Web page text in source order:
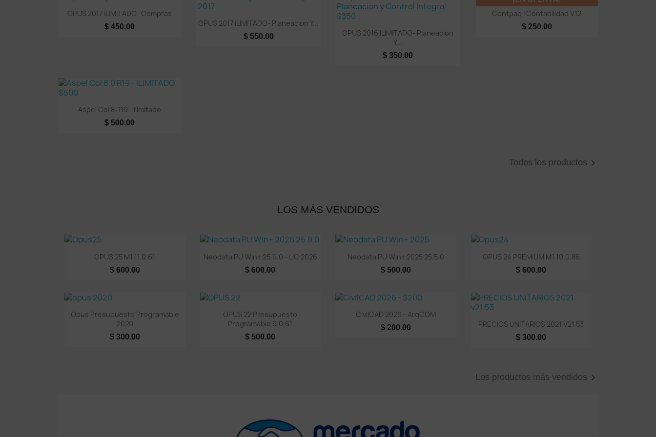
 Vista rápida
OPUS 2017 ILIMITADO- Compras
$ 450.00 Vista rápida
OPUS 2017 ILIMITADO- Planeacion Y...
$ 550.00 Vista rápida
OPUS 2016 ILIMITADO- Planeacion
Y...
$ 350.00
Vista rápida
Contpaq I Contabilidad V12
$ 250.00
Vista rápida
Aspel Coi 8 R19 - Ilimitado
$ 500.00
Todos los productos 
LOS MÁS VENDIDOS
 Vista rápida
OPUS 25 M1 11.0.61
$ 600.00
Vista rápida
Neodata PU Win+ 25.9.0 - LIC 2026
$ 600.00
Vista rápida
Neodata PU Win+ 2025 25.5.0
$ 500.00
Vista rápida
OPUS 24 PREMIUM M1 10.0.86
$ 600.00
 Vista rápida
Opus Presupuesto Programable
2020
$ 300.00
 Vista rápida
OPUS 22 Presupuesto
Programable 9.0.61
$ 500.00
Vista rápida
CivilCAD 2026 - ArqCOM
$ 200.00 Vista rápida
PRECIOS UNITARIOS 2021 V21.53
$ 300.00
Los productos más vendidos 